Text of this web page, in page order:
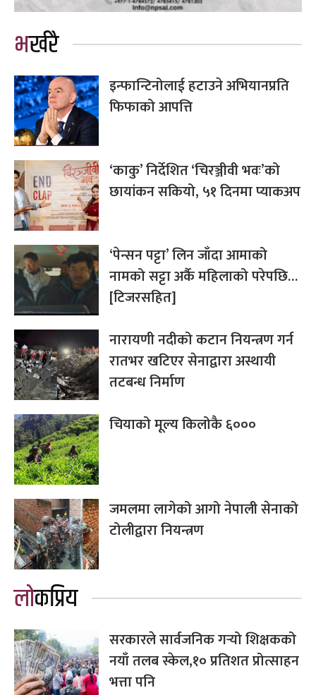
भर्खरै
इन्फान्टिनोलाई हटाउने अभियानप्रति
फिफाको आपत्ति
‘काकु’ निर्देशित ‘चिरञ्जीवी भवः’को
छायांकन सकियो, ५१ दिनमा प्याकअप
‘पेन्सन पट्टा’ लिन जाँदा आमाको
नामको सट्टा अर्कै महिलाको परेपछि…
[टिजरसहित]
नारायणी नदीको कटान नियन्त्रण गर्न
रातभर खटिएर सेनाद्वारा अस्थायी
तटबन्ध निर्माण
चियाको मूल्य किलोकै ६०००
जमलमा लागेको आगो नेपाली सेनाको
टोलीद्वारा नियन्त्रण
लोकप्रिय
सरकारले सार्वजनिक गर्‍यो शिक्षकको
नयाँ तलब स्केल,१० प्रतिशत प्रोत्साहन
भत्ता पनि